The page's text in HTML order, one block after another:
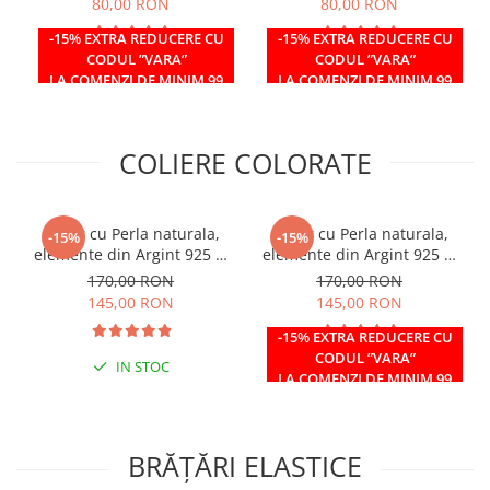
Coliere cu mărgele colorate și
Argint
Coliere cu pietre semiprețioase
-15% EXTRA REDUCERE CU
CODUL ”VARA”
LA COMENZI DE MINIM 99
80,00 RON
IN STOC
-15% EXTRA REDUCERE CU
CODUL ”VARA”
LA COMENZI DE MINIM 99
80,00 RON
IN STOC
COLIERE COLORATE
-15%
Colier cu Perla naturala,
elemente din Argint 925 si
margele Miyuki, multicolor
170,00 RON
145,00 RON
IN STOC
-15%
-15% EXTRA REDUCERE CU
CODUL ”VARA”
LA COMENZI DE MINIM 99
Colier cu Perla naturala,
elemente din Argint 925 si
margele Miyuki negre
170,00 RON
145,00 RON
IN STOC
BRĂȚĂRI ELASTICE